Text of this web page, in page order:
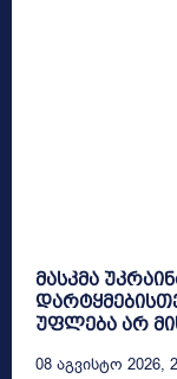
მასკმა
უფლება არ
08 Აგვისტო 2026,